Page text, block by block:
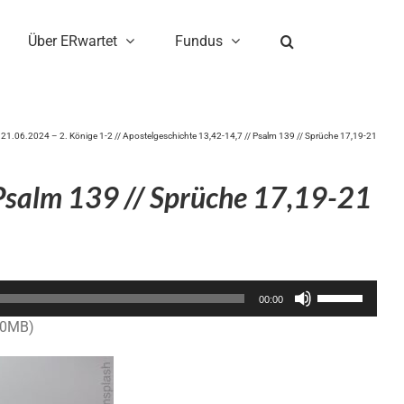
Über ERwartet Fundus
21.06.2024 – 2. Könige 1-2 // Apostelgeschichte 13,42-14,7 // Psalm 139 // Sprüche 17,19-21
139 // Sprüche 17,19-21
00:00